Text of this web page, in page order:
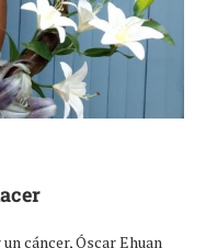
cáncer, Óscar Ehuan